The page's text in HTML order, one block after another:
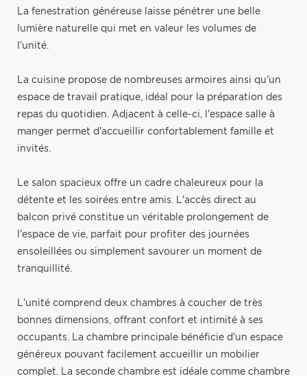
La fenestration généreuse laisse pénétrer une belle
lumière naturelle qui met en valeur les volumes de
l'unité.
La cuisine propose de nombreuses armoires ainsi qu'un
espace de travail pratique, idéal pour la préparation des
repas du quotidien. Adjacent à celle-ci, l'espace salle à
manger permet d'accueillir confortablement famille et
invités.
Le salon spacieux offre un cadre chaleureux pour la
détente et les soirées entre amis. L'accès direct au
balcon privé constitue un véritable prolongement de
l'espace de vie, parfait pour profiter des journées
ensoleillées ou simplement savourer un moment de
tranquillité.
L'unité comprend deux chambres à coucher de très
bonnes dimensions, offrant confort et intimité à ses
occupants. La chambre principale bénéficie d'un espace
généreux pouvant facilement accueillir un mobilier
complet. La seconde chambre est idéale comme chambre